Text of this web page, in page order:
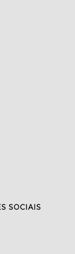
SOCIAIS